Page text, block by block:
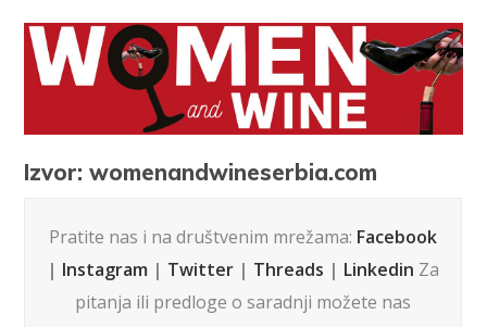
Izvor: womenandwineserbia.com
Pratite nas i na društvenim mrežama: Facebook
| Instagram | Twitter | Threads | Linkedin Za
pitanja ili predloge o saradnji možete nas